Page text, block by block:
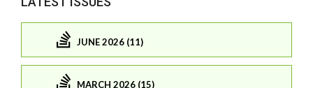
JUNE 2026 (11)
MARCH 2026 (15)